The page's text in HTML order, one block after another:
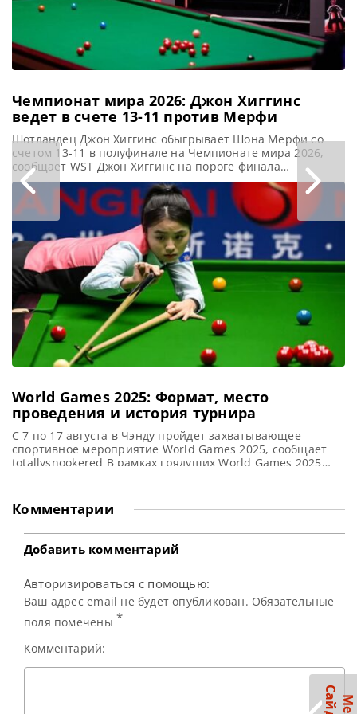
Чемпионат мира 2026: Джон Хиггинс
ведет в счете 13-11 против Мерфи
Шотландец Джон Хиггинс обыгрывает Шона Мерфи со
счетом 13-11 в полуфинале на Чемпионате мира 2026,
сообщает WST Джон Хиггинс на пороге финала
Чемпионата мира по снукеру. После трех напряженных
сессий полуфинала в Крусибле, он ведет со счетом 13-11
против Шона Мерфи, приближаясь к решающей битве за
титул. Заключительная сессия этой захватывающей
встречи состоится в субботу
World Games 2025: Формат, место
проведения и история турнира
С 7 по 17 августа в Чэнду пройдет захватывающее
спортивное мероприятие World Games 2025, сообщает
totallysnookered В рамках грядущих World Games 2025
включая снукер, бильярд с 10 шарами, трехбортный
бильярд, хейбол и другие виды спорта. World Games
проводятся каждые
Комментарии
Добавить комментарий
Авторизироваться с помощью:
Ваш адрес email не будет опубликован. Обязательные
поля помечены *
Комментарий: